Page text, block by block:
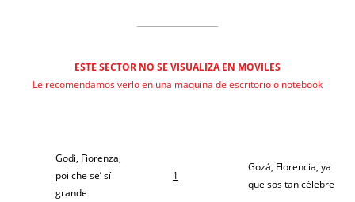
ESTE SECTOR NO SE VISUALIZA EN MOVILES
Le recomendamos verlo en una maquina de escritorio o notebook
Godi, Fiorenza,
poi che se’ sí
grande
1
Gozá, Florencia, ya
que sos tan célebre